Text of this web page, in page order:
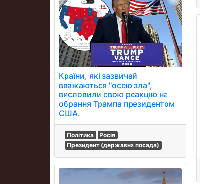
Країни, які зазвичай
вважаються "осею зла",
висловили свою реакцію на
обрання Трампа президентом
США.
Політика
Росія
Президент (державна посада)